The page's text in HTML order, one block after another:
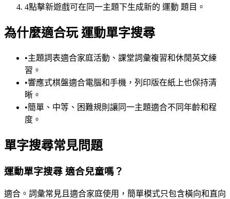
4點擊新遊戲可在同一主題下生成新的 運動 題目。
為什麼適合玩 運動單字搜尋
•主題詞表適合家庭活動、課堂詞彙複習和休閒英文練
習。
•響應式棋盤適合電腦和手機，列印版在紙上也保持清
晰。
•簡單、中等、困難規則讓同一主題適合不同年齡和程
度。
單字搜尋常見問題
運動單字搜尋 適合兒童嗎？
適合。詞彙常見且適合家庭使用，簡單模式只包含橫向和直向